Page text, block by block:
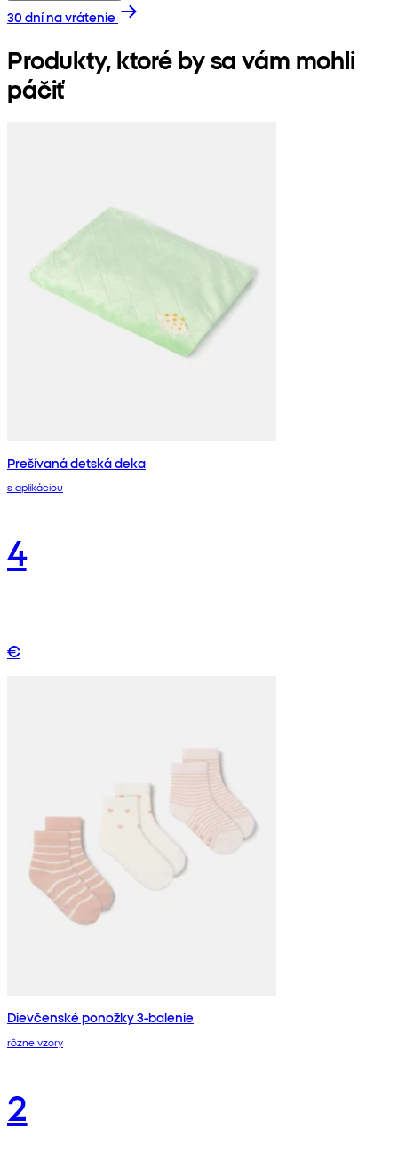
30 dní na vrátenie
Produkty, ktoré by sa vám mohli
páčiť
Prešívaná detská deka
s aplikáciou
4
€
Dievčenské ponožky 3-balenie
rôzne vzory
2